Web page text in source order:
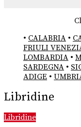
• CALABRIA •
FRIULI
LOMBARDIA •
SARDEGNA •
ADIGE •
Libridine
Libridine